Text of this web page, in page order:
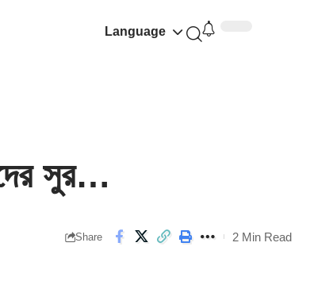
Language
সুর…
Share 2 Min Read